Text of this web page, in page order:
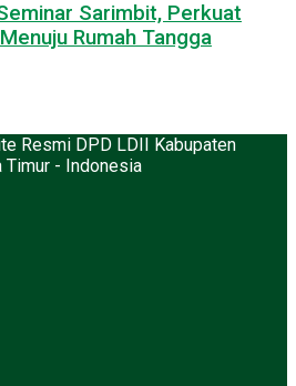
Sarimbit, Perkuat
Rumah Tangga
Resmi DPD LDII Kabupaten
Timur - Indonesia